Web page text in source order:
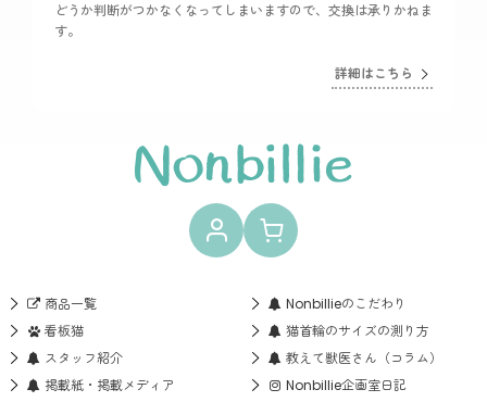
どうか判断がつかなくなってしまいますので、交換は承りかねま
す。
詳細はこちら
商品一覧
Nonbillieのこだわり
看板猫
猫首輪のサイズの測り方
スタッフ紹介
教えて獣医さん（コラム）
掲載紙・掲載メディア
Nonbillie企画室日記